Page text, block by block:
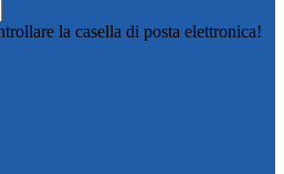
la casella di posta elettronica!